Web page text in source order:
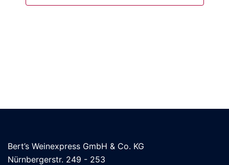
Bert’s Weinexpress GmbH & Co. KG
Nürnbergerstr. 249 - 253